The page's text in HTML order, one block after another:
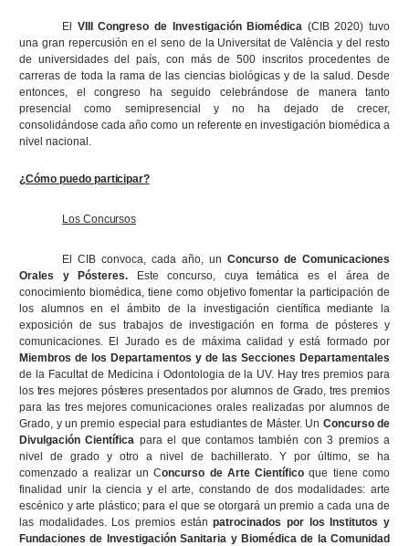
El VIII Congreso de Investigación Biomédica (CIB 2020) tuvo
una gran repercusión en el seno de la Universitat de València y del resto
de universidades del país, con más de 500 inscritos procedentes de
carreras de toda la rama de las ciencias biológicas y de la salud. Desde
entonces, el congreso ha seguido celebrándose de manera tanto
presencial como semipresencial y no ha dejado de crecer,
consolidándose cada año como un referente en investigación biomédica a
nivel nacional.
¿Cómo puedoparticipar?
LosConcursos
El CIB convoca, cada año, unConcurso de Comunicaciones
Orales y Pósteres.
Este concurso, cuya temática es el área de
conocimiento biomédica, tiene como objetivo fomentar la participación de
los alumnos en el ámbito de la investigación científica mediante la
exposición de sus trabajos de investigación en forma de pósteres y
comunicaciones. El Jurado es de máxima calidad y está formado por
Miembros de los Departamentos y de las Secciones Departamentales
de la Facultat de Medicina i Odontologia de la UV. Hay tres premios para
los tres mejores pósteres presentados por alumnos de Grado, tres premios
para las tres mejorescomunicaciones orales realizadas por alumnos de
Grado, y un premio especial para estudiantes de Máster. Un Concurso de
Divulgación Científica para el que contamos también con 3 premios a
nivel de grado y otro a nivel de bachillerato. Y por último, se ha
comenzado a realizar un Concurso de Arte Científicoque tiene como
finalidad unir la ciencia y el arte, constando de dos modalidades: arte
escénico y arte plástico; para el que se otorgará un premio a cada una de
las modalidades. Los premios estánpatrocinados por los Institutos y
Fundaciones de Investigación Sanitaria y Biomédica de la Comunidad